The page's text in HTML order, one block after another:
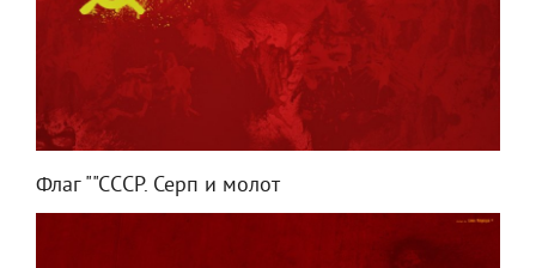
Флаг ""СССР. Серп и молот